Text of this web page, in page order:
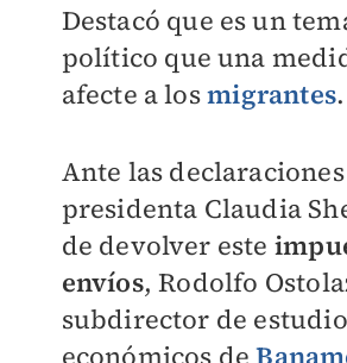
Destacó que es un
político que una
afecte a losmigrantes.
Ante las
presidenta Claudia
de devolver este
envíos, Rodolfo
subdirector de
económicos de